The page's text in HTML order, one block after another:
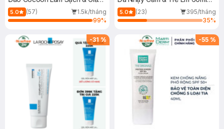
Dầu 500ml
5.0 (57)
1.5k/tháng
99%
(Mới)
5.0 (23)
395/tháng
35%
-31 % -55 %